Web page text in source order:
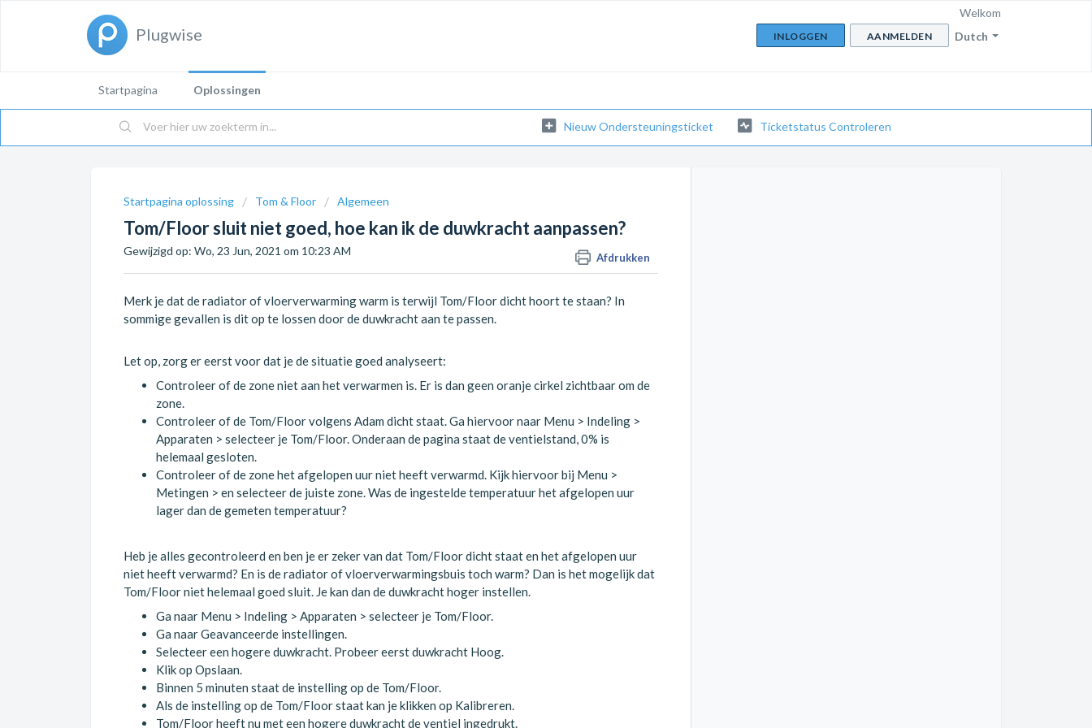
Plugwise Dutch
Welkom
INLOGGEN AANMELDEN
Startpagina Oplossingen
Nieuw Ondersteuningsticket Ticketstatus Controleren
Startpagina oplossing Tom & Floor Algemeen
Tom/Floor sluit niet goed, hoe kan ik de duwkracht aanpassen?
Afdrukken
Gewijzigd op: Wo, 23 Jun, 2021 om 10:23 AM
Merk je dat de radiator of vloerverwarming warm is terwijl Tom/Floor dicht hoort te staan? In
sommige gevallen is dit op te lossen door de duwkracht aan te passen.
Let op, zorg er eerst voor dat je de situatie goed analyseert:
Controleer of de zone niet aan het verwarmen is. Er is dan geen oranje cirkel zichtbaar om de
zone.
Controleer of de Tom/Floor volgens Adam dicht staat. Ga hiervoor naar Menu > Indeling >
Apparaten > selecteer je Tom/Floor. Onderaan de pagina staat de ventielstand, 0% is
helemaal gesloten.
Controleer of de zone het afgelopen uur niet heeft verwarmd. Kijk hiervoor bij Menu >
Metingen > en selecteer de juiste zone. Was de ingestelde temperatuur het afgelopen uur
lager dan de gemeten temperatuur?
Heb je alles gecontroleerd en ben je er zeker van dat Tom/Floor dicht staat en het afgelopen uur
niet heeft verwarmd? En is de radiator of vloerverwarmingsbuis toch warm? Dan is het mogelijk dat
Tom/Floor niet helemaal goed sluit. Je kan dan de duwkracht hoger instellen.
Ga naar Menu > Indeling > Apparaten > selecteer je Tom/Floor.
Ga naar Geavanceerde instellingen.
Selecteer een hogere duwkracht. Probeer eerst duwkracht Hoog.
Klik op Opslaan.
Binnen 5 minuten staat de instelling op de Tom/Floor.
Als de instelling op de Tom/Floor staat kan je klikken op Kalibreren.
Tom/Floor heeft nu met een hogere duwkracht de ventiel ingedrukt.